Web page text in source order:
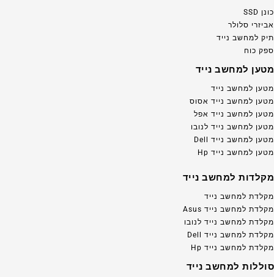
כונן SSD
אביזרי סלולר
תיק למחשב נייד
ספק כוח
מטען למחשב נייד
מטען למחשב נייד
מטען למחשב נייד אסוס
מטען למחשב נייד אפל
מטען למחשב נייד לנובו
מטען למחשב נייד Dell
מטען למחשב נייד Hp
מקלדות למחשב נייד
מקלדת למחשב נייד
מקלדת למחשב נייד Asus
מקלדת למחשב נייד לנובו
מקלדת למחשב נייד Dell
מקלדת למחשב נייד Hp
סוללות למחשב נייד